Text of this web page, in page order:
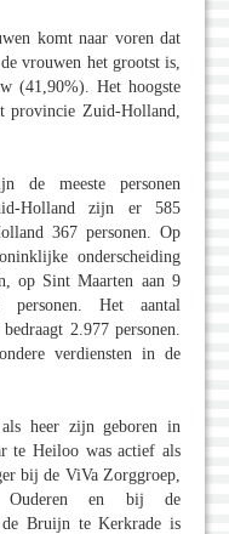
komt naar voren dat
vrouwen het grootst is,
(41,90%). Het hoogste
provincie Zuid-Holland,
de meeste personen
Holland zijn er 585
367 personen. Op
onderscheiding
op Sint Maarten aan 9
Het aantal
2.977 personen.
verdiensten in de
als heer zijn geboren in
te Heiloo was actief als
bij de ViVa Zorggroep,
en bij de
de Bruijn te Kerkrade is